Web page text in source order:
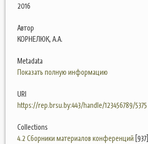
2016
Автор
КОРНЕЛЮК, А.А.
Metadata
Показать полную информацию
URI
https://rep.brsu.by:443/handle/123456789/5375
Collections
4.2 Сборники материалов конференций [937]